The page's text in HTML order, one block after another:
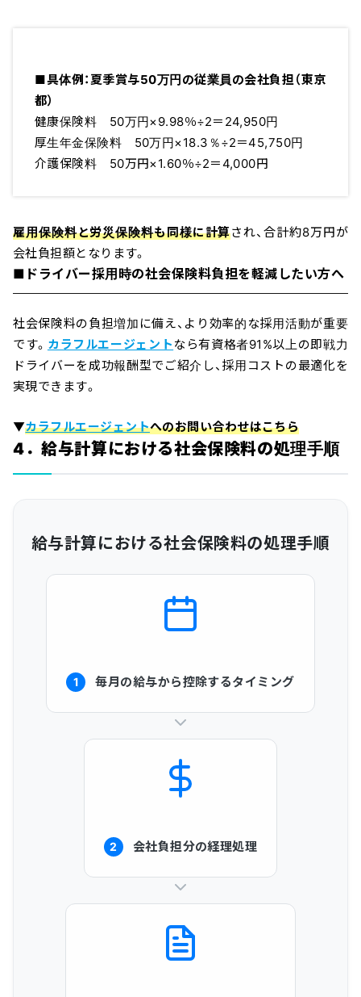
■具体例：夏季賞与50万円の従業員の会社負担（東京
都）
健康保険料 50万円×9.98％÷2＝24,950円
厚生年金保険料 50万円×18.3％÷2＝45,750円
介護保険料 50万円×1.60％÷2＝4,000円
雇用保険料と労災保険料も同様に計算され、合計約8万円が
会社負担額となります。
■ドライバー採用時の社会保険料負担を軽減したい方へ
社会保険料の負担増加に備え、より効率的な採用活動が重要
です。 カラフルエージェント なら有資格者91%以上の即戦力
ドライバーを成功報酬型でご紹介し、採用コストの最適化を
実現できます。
▼カラフルエージェントへのお問い合わせはこちら
4．給与計算における社会保険料の処理手順
給与計算における社会保険料の処理手順
1 毎月の給与から控除するタイミング
2 会社負担分の経理処理